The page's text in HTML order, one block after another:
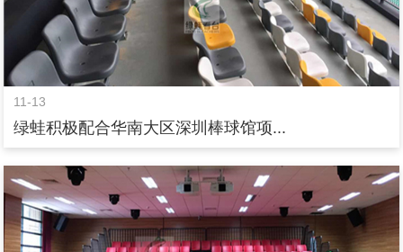
11-13
绿蛙积极配合华南大区深圳棒球馆项...